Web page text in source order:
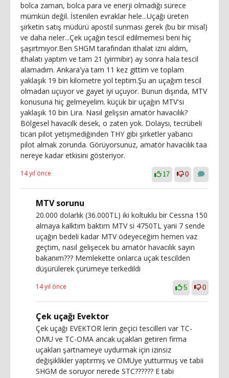
bolca zaman, bolca para ve enerji olmadığı sürece
mümkün değil. İstenilen evraklar hele...Uçağı üreten
şirketin satış müdürü apostil sunması gerek (bu bir misal)
ve daha neler...Çek uçağın tescil edilmemesi beni hiç
şaşırtmıyor.Ben SHGM tarafından ithalat izni aldım,
ithalatı yaptım ve tam 21 (yirmibir) ay sonra hala tescil
alamadım. Ankara'ya tam 11 kez gittim ve toplam
yaklaşık 19 bin kilometre yol teptim.Şu an uçağım tescil
olmadan uçuyor ve gayet iyi uçuyor. Bunun dışında, MTV
konusuna hiç gelmeyelim. küçük bir uçağın MTV'si
yaklaşık 10 bin Lira. Nasıl gelişsin amatör havacılık?
Bölgesel havacılk desek, o zaten yok. Dolaysı, tecrübeli
ticari pilot yetişmediğinden THY gibi şirketler yabancı
pilot almak zorunda. Görüyorsunuz, amatör havacılık taa
nereye kadar etkisini gösteriyor.
14 yıl önce 17 0
MTV sorunu
20.000 dolarlık (36.000TL) iki koltuklu bir Cessna 150
almaya kalktım baktım MTV si 4750TL yani 7 sende
uçağın bedeli kadar MTV ödeyeceğim hemen vaz
geçtim, nasıl gelişecek bu amatör havacılık sayın
bakanım??? Memlekette onlarca uçak tescilden
düşürülerek çürümeye terkedildi
14 yıl önce 5 0
Çek uçağı Evektor
Çek uçağı EVEKTOR lerin geçici tescilleri var TC-
OMU ve TC-OMA ancak uçakları getiren firma
uçakları şartnameye uydurmak için izinsiz
değişiklikler yaptırmış ve OMUye yutturmuş ve tabii
SHGM de soruyor nerede STC?????? E tabi